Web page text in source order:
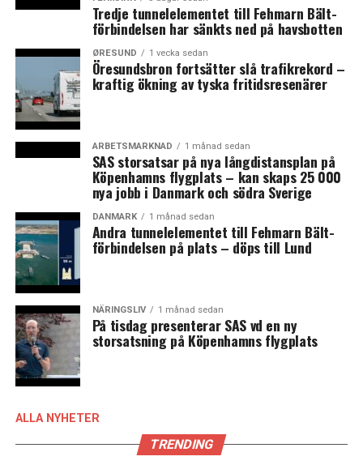
Nu läggs fabriken i Bjuv ned. Anställda som arbetar med
försäljning, marknadsföring och support föreslås flytta
från Bjuv till ett nytt kontor i Malmö under 2016 eller
2017. Findus verksamhet i Loftahammar norr om
Västervik med ett 60-tal anställda berörs inte. Efter
nedläggningen i Bjuv kommer Findus att ha kvar 175
anställda i Sverige uppger företaget i ett
pressmeddelande. Findus Sverige AB omsätter cirka 2,5
miljarder kronor.
Findus Sveriges vd Henrik Hjalmarsson uppger i en
kommentar att nedläggningen beror på en
överetablering i kombination med att Bjuv ligger för
långt bort från de stora marknaderna i Syd- och
Västeuropa vilket orsakar dyra transportlösningar. Han
betonar att Findus inte kommer att sluta köpa
produkter eller råvaror från Sverige.
Frågan är vad som händer med den stora skånska
ärtskörden när Findus ärtproduktion upphör. Findus har
kontrakterade bönder i Skåne och där de nyskördade
ärtorna måste frysas i Bjuv inom några timmar. Findus
Tredje tunnelelementet till Fehmarn Bält-
förbindelsen har sänkts ned på havsbotten
ØRESUND 1 vecka sedan
Öresundsbron fortsätter slå trafikrekord –
kraftig ökning av tyska fritidsresenärer
ARBETSMARKNAD 1 månad sedan
SAS storsatsar på nya långdistansplan på
Köpenhamns flygplats – kan skaps 25 000
nya jobb i Danmark och södra Sverige
DANMARK 1 månad sedan
Andra tunnelelementet till Fehmarn Bält-
förbindelsen på plats – döps till Lund
NÄRINGSLIV 1 månad sedan
På tisdag presenterar SAS vd en ny
storsatsning på Köpenhamns flygplats
ALLA NYHETER
TRENDING